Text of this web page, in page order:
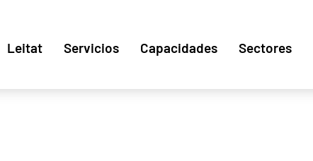
Leitat Servicios Capacidades Sectores